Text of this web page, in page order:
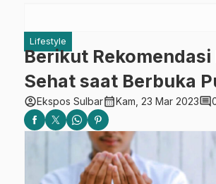
Lifestyle
Berikut Rekomendasi
Sehat saat Berbuka
account_circleEkspos Sulbarcalendar_monthKam, 23 Mar 2023comment